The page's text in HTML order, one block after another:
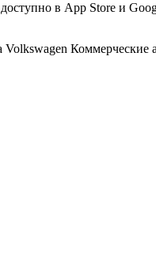
в App Store и
Коммерческие